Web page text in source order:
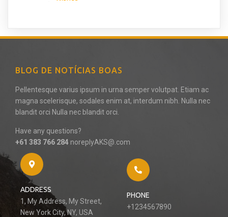
BLOG DE NOTÍCIAS BOAS
Pellentesque varius ipsum in urna semper volutpat. Etiam ac
magna scelerisque, sodales enim at, interdum nibh. Nulla nec
blandit orci Nulla nec blandit orci.
Have any questions?
+61 383 766 284 noreplyAKS@.com
ADDRESS
1, My Address, My Street,
New York City, NY, USA
PHONE
+1234567890